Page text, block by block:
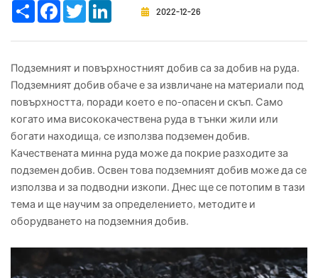
Share FacebookTwitter LinkedIn
2022-12-26
Подземният и повърхностният добив са за добив на руда.
Подземният добив обаче е за извличане на материали под
повърхността, поради което е по-опасен и скъп. Само
когато има висококачествена руда в тънки жили или
богати находища, се използва подземен добив.
Качествената минна руда може да покрие разходите за
подземен добив. Освен това подземният добив може да се
използва и за подводни изкопи. Днес ще се потопим в тази
тема и ще научим за определението, методите и
оборудването на подземния добив.